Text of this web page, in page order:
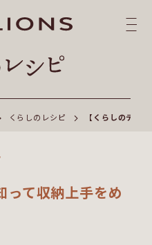
くらしのレシピ 【くらしのテク
って収納上手をめ